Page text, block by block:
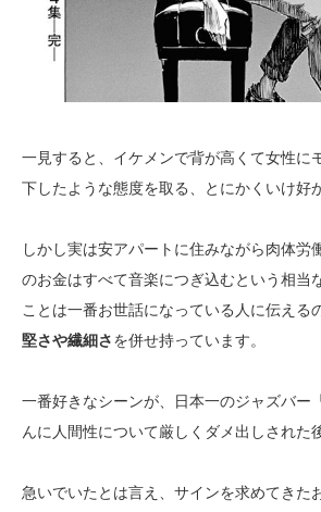
一見すると、イケメンで背が高くて女性に
下したような態度を取る、とにかくいけ好
しかし実は安アパートに住みながら肉体労
のお金はすべて音楽につぎ込むという相当
ことは一番お世話になっている人に伝える
堅さや繊細さを併せ持っています。
一番好きなシーンが、日本一のジャズバー
んに人間性について厳しくダメ出しされた後
急いでいたとは言え、サインを求めてきた